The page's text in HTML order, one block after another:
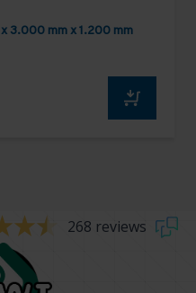
3.000 mm x 1.200 mm
268 reviews